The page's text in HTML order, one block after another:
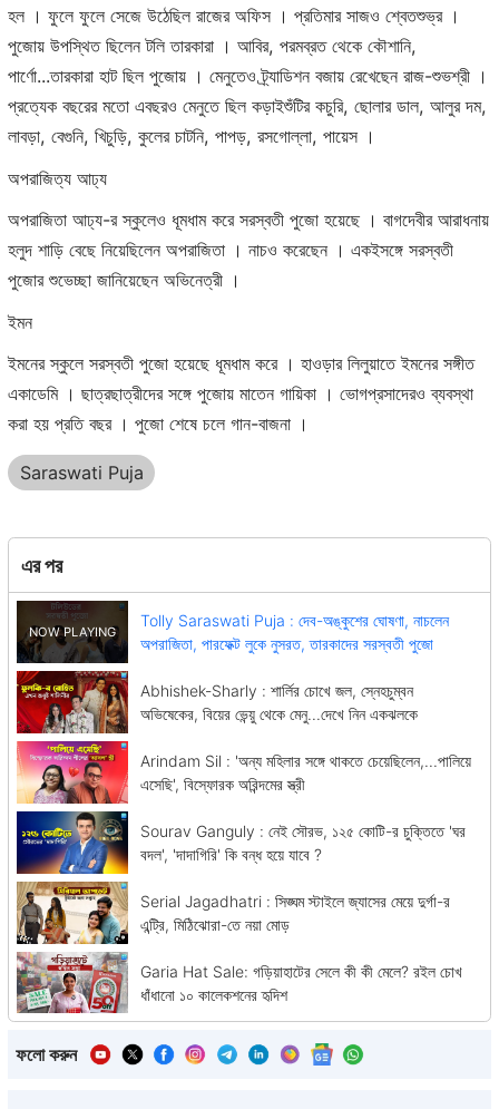
হল । ফুলে ফুলে সেজে উঠেছিল রাজের অফিস । প্রতিমার সাজও শ্বেতশুভ্র ।
পুজোয় উপস্থিত ছিলেন টলি তারকারা । আবির, পরমব্রত থেকে কৌশানি,
পার্ণো...তারকারা হাট ছিল পুজোয় । মেনুতেও ট্র্যাডিশন বজায় রেখেছেন রাজ-শুভশ্রী ।
প্রত্যেক বছরের মতো এবছরও মেনুতে ছিল কড়াইশুঁটির কচুরি, ছোলার ডাল, আলুর দম,
লাবড়া, বেগুনি, খিচুড়ি, কুলের চাটনি, পাপড়, রসগোল্লা, পায়েস ।
অপরাজিত্য আঢ্য
অপরাজিতা আঢ্য-র স্কুলেও ধূমধাম করে সরস্বতী পুজো হয়েছে । বাগদেবীর আরাধনায়
হলুদ শাড়ি বেছে নিয়েছিলেন অপরাজিতা । নাচও করেছেন । একইসঙ্গে সরস্বতী
পুজোর শুভেচ্ছা জানিয়েছেন অভিনেত্রী ।
ইমন
ইমনের স্কুলে সরস্বতী পুজো হয়েছে ধূমধাম করে । হাওড়ার লিলুয়াতে ইমনের সঙ্গীত
একাডেমি । ছাত্রছাত্রীদের সঙ্গে পুজোয় মাতেন গায়িকা । ভোগপ্রসাদেরও ব্যবস্থা
করা হয় প্রতি বছর । পুজো শেষে চলে গান-বাজনা ।
Saraswati Puja
এর পর
Tolly Saraswati Puja : দেব-অঙ্কুশের ঘোষণা, নাচলেন
অপরাজিতা, পারফেক্ট লুকে নুসরত, তারকাদের সরস্বতী পুজো
Abhishek-Sharly : শার্লির চোখে জল, স্নেহচুম্বন
অভিষেকের, বিয়ের ভেন্য়ু থেকে মেনু...দেখে নিন একঝলকে
Arindam Sil : 'অন্য মহিলার সঙ্গে থাকতে চেয়েছিলেন,...পালিয়ে
এসেছি', বিস্ফোরক অরিন্দমের স্ত্রী
Sourav Ganguly : নেই সৌরভ, ১২৫ কোটি-র চুক্তিতে 'ঘর
বদল', 'দাদাগিরি' কি বন্ধ হয়ে যাবে ?
Serial Jagadhatri : সিঙ্ঘম স্টাইলে জ্যাসের মেয়ে দুর্গা-র
এন্ট্রি, মিঠিঝোরা-তে নয়া মোড়
Garia Hat Sale: গড়িয়াহাটের সেলে কী কী মেলে? রইল চোখ
ধাঁধানো ১০ কালেকশনের হৃদিশ
ফলো করুন